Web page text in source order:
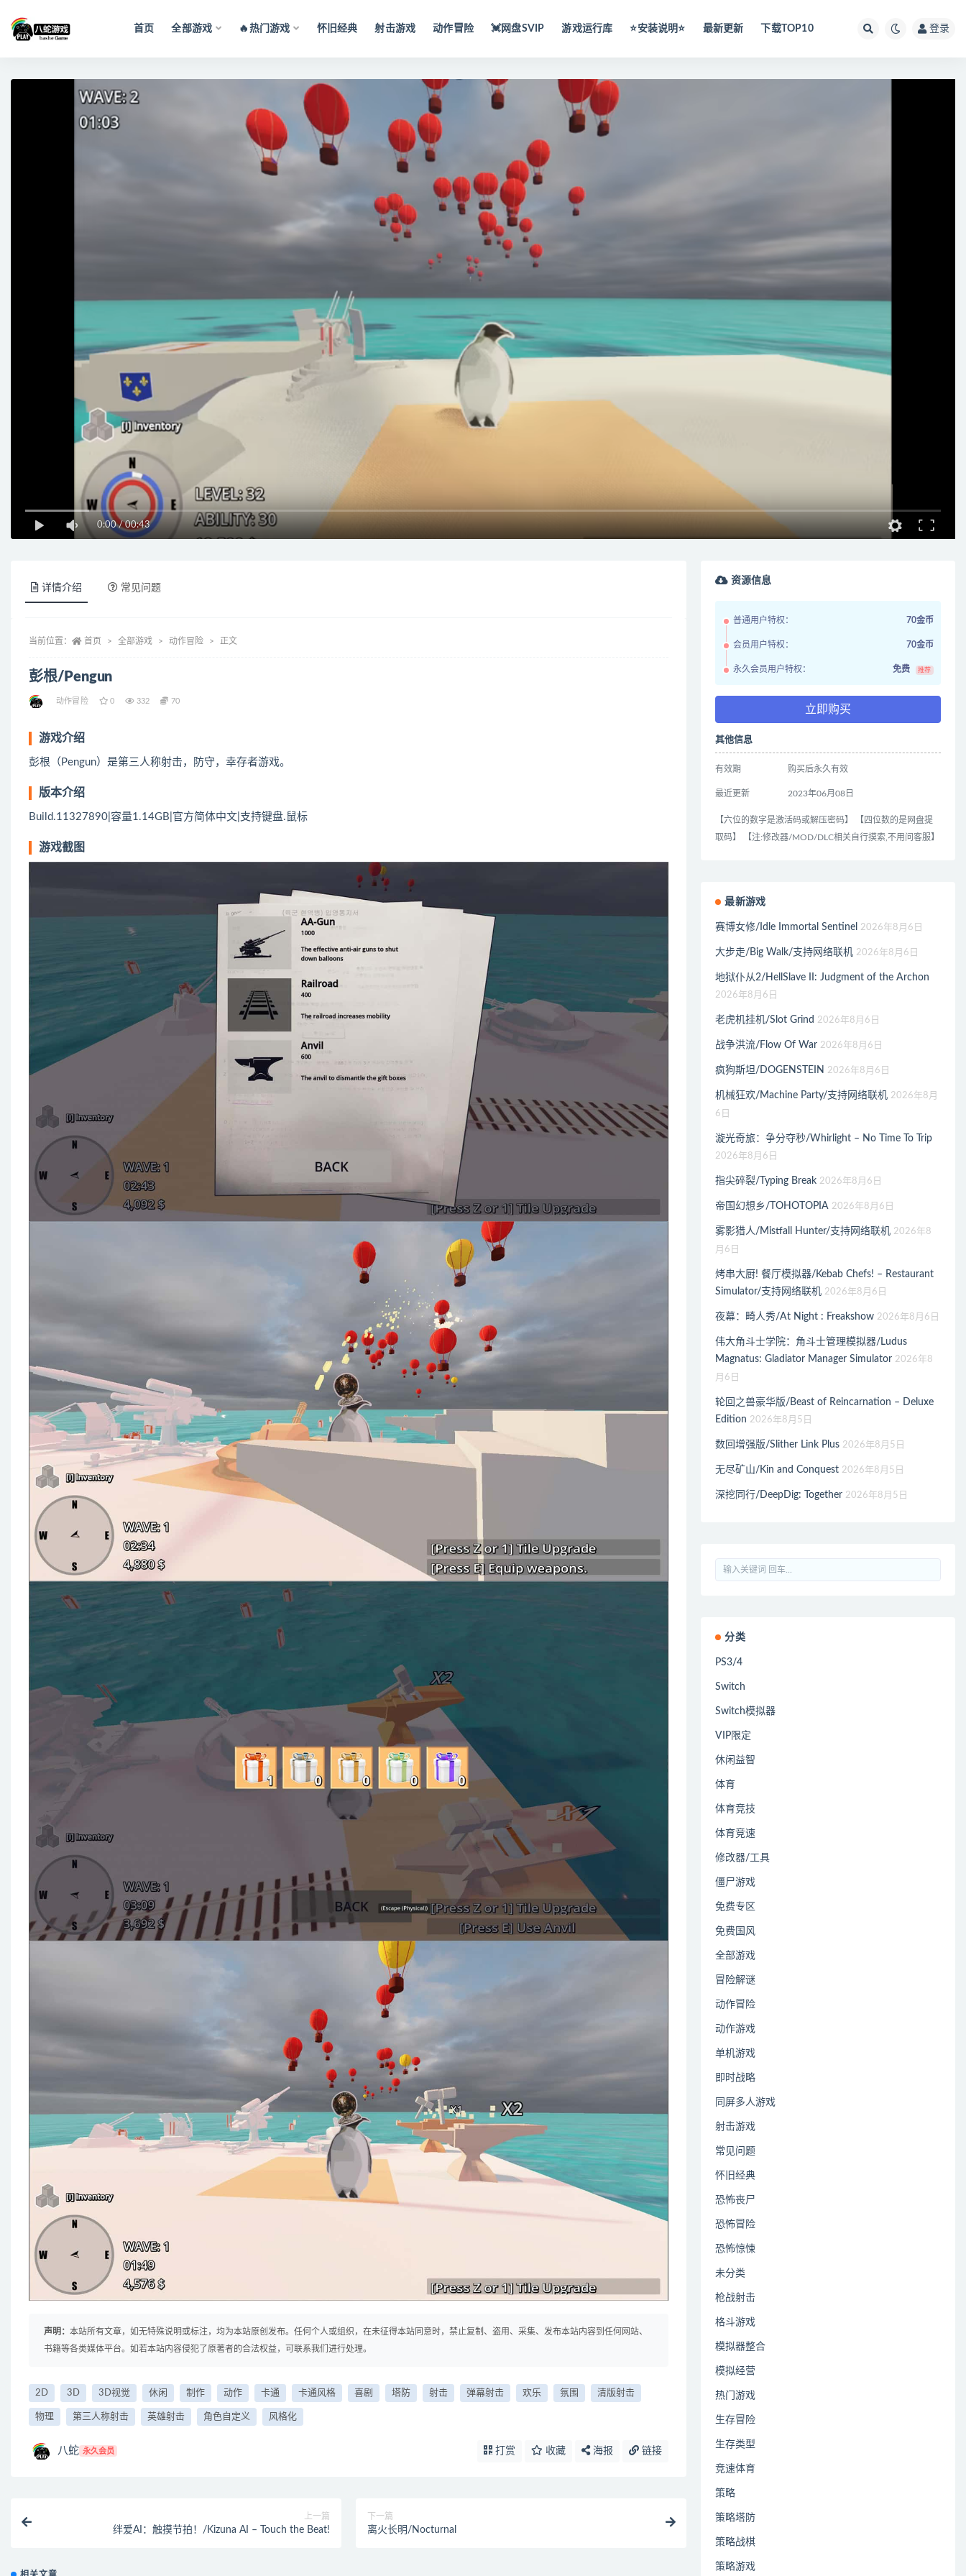
首页 全部游戏 🔥热门游戏 怀旧经典 射击游戏 动作冒险 💓网盘SVIP 游戏运行库 ⭐️安装说明⭐️ 最新更新 下载TOP10 登录
0:00/00:43
详情介绍 常见问题
当前位置： 首页 全部游戏 动作冒险 正文
彭根/Pengun
动作冒险 0 332 70
游戏介绍
彭根（Pengun）是第三人称射击，防守，幸存者游戏。
版本介绍
Build.11327890|容量1.14GB|官方简体中文|支持键盘.鼠标
游戏截图
声明： 本站所有文章，如无特殊说明或标注，均为本站原创发布。任何个人或组织，在未征得本站同意时，禁止复制、盗用、采集、发布本站内容到任何网站、
书籍等各类媒体平台。如若本站内容侵犯了原著者的合法权益，可联系我们进行处理。
2D 3D 3D视觉 休闲 制作 动作 卡通 卡通风格 喜剧 塔防 射击 弹幕射击 欢乐 氛围 清版射击
物理 第三人称射击 英雄射击 角色自定义 风格化
八蛇 永久会员 打赏 收藏 海报 链接
上一篇
绊爱AI：触摸节拍！/Kizuna AI – Touch the Beat!
下一篇
离火长明/Nocturnal
相关文章
资源信息
普通用户特权： 70金币
会员用户特权： 70金币
永久会员用户特权： 免费 推荐
立即购买
其他信息
有效期 购买后永久有效
最近更新 2023年06月08日
【六位的数字是激活码或解压密码】 【四位数的是网盘提
取码】 【注:修改器/MOD/DLC相关自行摸索,不用问客服】
最新游戏
赛博女修/Idle Immortal Sentinel 2026年8月6日
大步走/Big Walk/支持网络联机 2026年8月6日
地狱仆从2/HellSlave II: Judgment of the Archon
2026年8月6日
老虎机挂机/Slot Grind 2026年8月6日
战争洪流/Flow Of War 2026年8月6日
疯狗斯坦/DOGENSTEIN 2026年8月6日
机械狂欢/Machine Party/支持网络联机 2026年8月
6日
漩光奇旅：争分夺秒/Whirlight – No Time To Trip
2026年8月6日
指尖碎裂/Typing Break 2026年8月6日
帝国幻想乡/TOHOTOPIA 2026年8月6日
雾影猎人/Mistfall Hunter/支持网络联机 2026年8
月6日
烤串大厨! 餐厅模拟器/Kebab Chefs! – Restaurant
Simulator/支持网络联机 2026年8月6日
夜幕：畸人秀/At Night : Freakshow 2026年8月6日
伟大角斗士学院：角斗士管理模拟器/Ludus
Magnatus: Gladiator Manager Simulator 2026年8
月6日
轮回之兽豪华版/Beast of Reincarnation – Deluxe
Edition 2026年8月5日
数回增强版/Slither Link Plus 2026年8月5日
无尽矿山/Kin and Conquest 2026年8月5日
深挖同行/DeepDig: Together 2026年8月5日
分类
PS3/4
Switch
Switch模拟器
VIP限定
休闲益智
体育
体育竞技
体育竞速
修改器/工具
僵尸游戏
免费专区
免费国风
全部游戏
冒险解谜
动作冒险
动作游戏
单机游戏
即时战略
同屏多人游戏
射击游戏
常见问题
怀旧经典
恐怖丧尸
恐怖冒险
恐怖惊悚
未分类
枪战射击
格斗游戏
模拟器整合
模拟经营
热门游戏
生存冒险
生存类型
竞速体育
策略
策略塔防
策略战棋
策略游戏